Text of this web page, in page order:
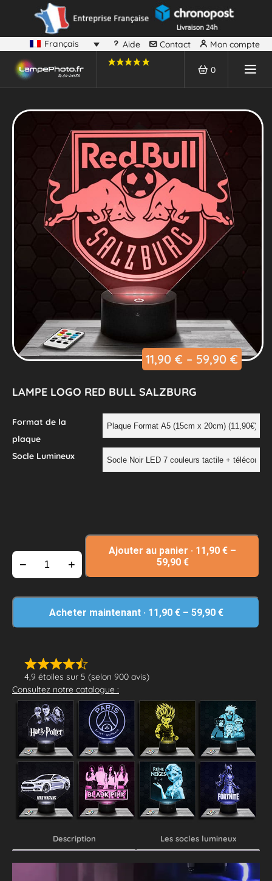
Français Aide Contact Mon compte
0
11,90 € – 59,90 €
LAMPE LOGO RED BULL SALZBURG
4,9 étoiles sur 5 (selon 900 avis)
Consultez notre catalogue :
Format de la
plaque
Socle Lumineux
− +
Ajouter au panier · 11,90 € –
59,90 €
Acheter maintenant · 11,90 €– 59,90 €
Description Les socles lumineux